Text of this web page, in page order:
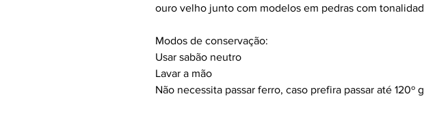
ouro velho junto com modelos em pedras com
Modos de conservação:
Usar sabão neutro
Lavar a mão
Não necessita passar ferro, caso prefira passar até 120º